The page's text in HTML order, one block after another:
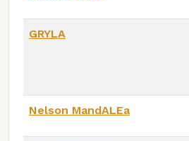
GRYLA
Nelson MandALEa